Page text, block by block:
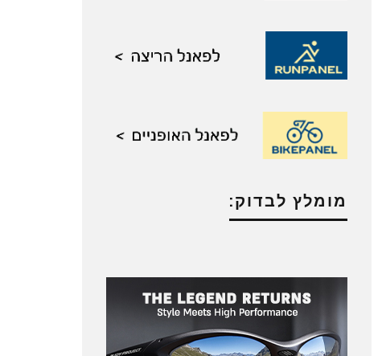
מומלץ לבדוק: